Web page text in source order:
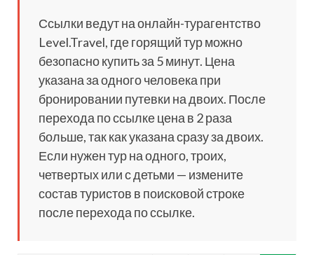
Ссылки ведут на онлайн-турагентство
Level.Travel, где горящий тур можно
безопасно купить за 5 минут. Цена
указана за одного человека при
бронировании путевки на двоих. После
перехода по ссылке цена в 2 раза
больше, так как указана сразу за двоих.
Если нужен тур на одного, троих,
четвертых или с детьми — измените
состав туристов в поисковой строке
после перехода по ссылке.